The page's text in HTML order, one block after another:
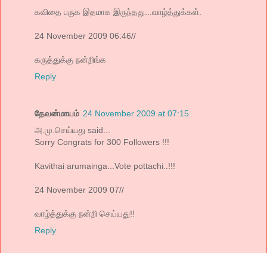
கவிதை பருக இதமாக இருந்தது...வாழ்த்துக்கள்.
24 November 2009 06:46//
கருத்துக்கு நன்றிங்க
Reply
தேவன்மாயம் 24 November 2009 at 07:15
அ.மு.செய்யது said...
Sorry Congrats for 300 Followers !!!
Kavithai arumainga...Vote pottachi..!!!
24 November 2009 07//
வாழ்த்துக்கு நன்றி செய்யது!!
Reply